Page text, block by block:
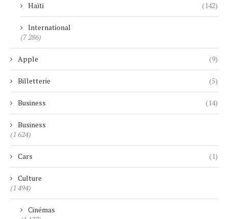
Haïti (142)
International
(7 286)
Apple (9)
Billetterie (5)
Business (14)
Business
(1 624)
Cars (1)
Culture
(1 494)
Cinémas